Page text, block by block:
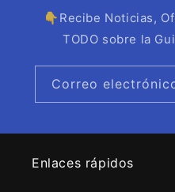
👇Recibe Noticias,
TODO sobre la
Correo
Enlaces rápidos